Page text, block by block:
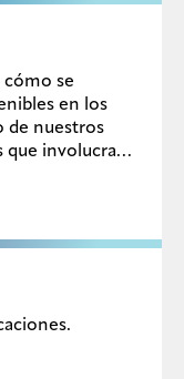
se
en los
de nuestros
que involucran